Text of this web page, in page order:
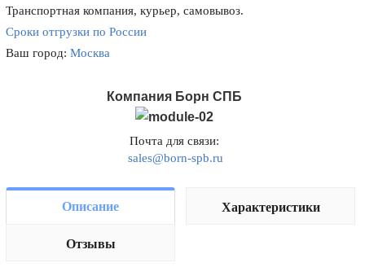
Транспортная компания, курьер, самовывоз.
Сроки отгрузки по России
Ваш город:Москва
Компания Борн СПБ
Почта для связи:
sales@born-spb.ru
Описание Характеристики
Отзывы